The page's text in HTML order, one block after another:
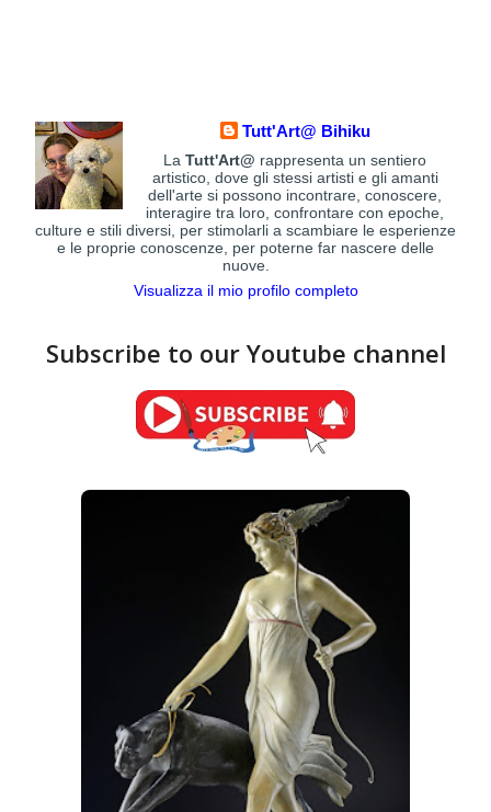
Tutt'Art@ Bihiku
LaTutt'Art@ rappresenta un sentiero
artistico, dove gli stessi artisti e gli amanti
dell'arte si possono incontrare, conoscere,
interagire tra loro, confrontare con epoche,
culture e stili diversi, per stimolarli a scambiare le esperienze
e le proprie conoscenze, per poterne far nascere delle
nuove.
Visualizza il mio profilo completo
Subscribe to our Youtube channel